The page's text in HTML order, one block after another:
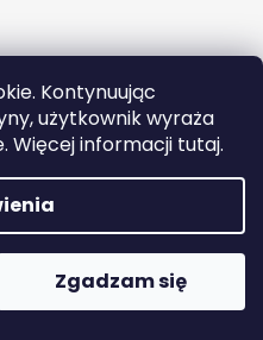
Kontynuując
użytkownik wyraża
Więcej informacji tutaj.
Zgadzam się
Shoptet
. Wszystkie prawa
plików cookie